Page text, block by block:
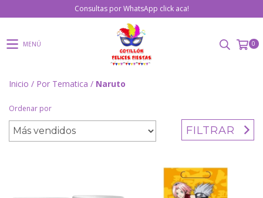
Consultas por WhatsApp click aca!
MENÚ 0
Inicio / Por Tematica / Naruto
Ordenar por
FILTRAR